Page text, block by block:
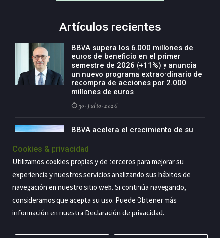
Artículos recientes
BBVA supera los 6.000 millones de
euros de beneficio en el primer
semestre de 2026 (+11%) y anuncia
un nuevo programa extraordinario de
recompra de acciones por 2.000
millones de euros
30-Julio-2026
BBVA acelera el crecimiento de su
de especialización presente en siete
29-Julio-2026
Copyright@2026 Estrategia Empresarial
Privacidad Aviso legal Política de cookies Contacto RSS
Cookies & privacidad
Utilizamos cookies propias y de terceros para mejorar su
experiencia y nuestros servicios analizando sus hábitos de
navegación en nuestro sitio web. Si continúa navegando,
consideramos que acepta su uso. Puede Obtener más
información en nuestra Declaración de privacidad.